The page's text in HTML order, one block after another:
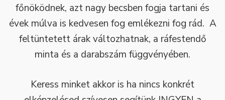
főnöködnek, azt nagy becsben fogja tartani és
évek múlva is kedvesen fog emlékezni fog rád. A
feltüntetett árak változhatnak, a ráfestendő
minta és a darabszám függvényében.
Keress minket akkor is ha nincs konkrét